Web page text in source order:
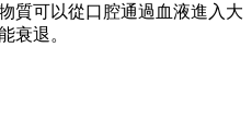
質可以從口腔通過血液進入大
衰退。